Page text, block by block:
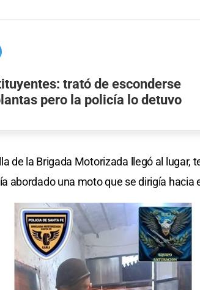
trató de esconderse
pero la policía lo detuvo
de la Brigada Motorizada llegó al lugar,
abordado una moto que se dirigía hacia